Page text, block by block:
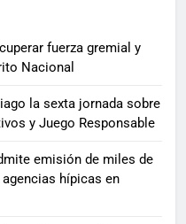
fuerza gremial y
Nacional
la sexta jornada sobre
y Juego Responsable
emisión de miles de
hípicas en